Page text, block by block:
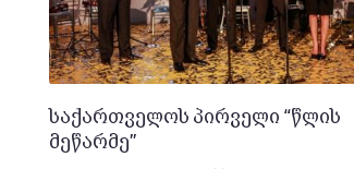
საქართველოს პირველი “წლის
მეწარმე”